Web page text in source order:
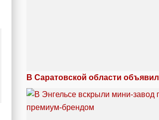
В Саратовской области